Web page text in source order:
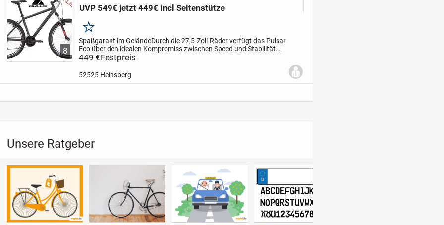
8
UVP 549€ jetzt 449€ incl Seitenstütze
Merken
Spaßgarant im GeländeDurch die 27,5-Zoll-Räder verfügt das Pulsar
Eco über den idealen Kompromiss zwischen Speed und Stabilität.
Zusammen mit der 18-Gang-Schaltung und der Federgabel mit 100
449 €Festpreis
52525 Heinsberg
Unsere Ratgeber